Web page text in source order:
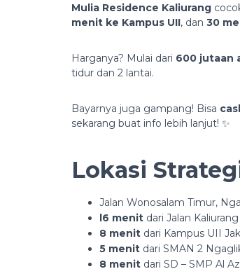
Mulia Residence Kaliurang
menit ke Kampus UII, dan 30
Harganya? Mulai dari 600 jutaan
tidur dan 2 lantai.
Bayarnya juga gampang! Bisa
sekarang buat info lebih lanjut! ✨
Lokasi
Jalan Wonosalam Timur,
l6 menit dari Jalan Kaliurang
8 menit dari Kampus UII
5 menit dari SMAN 2
8 menit dari SD – SMP Al